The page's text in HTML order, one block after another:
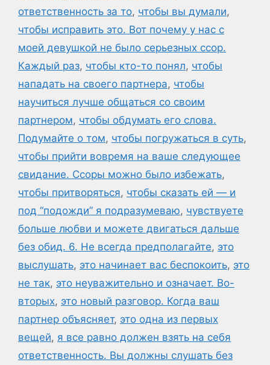
ответственность за то, чтобы вы думали,
чтобы исправить это. Вот почему у нас с
моей девушкой не было серьезных ссор.
Каждый раз, чтобы кто-то понял, чтобы
нападать на своего партнера, чтобы
научиться лучше общаться со своим
партнером, чтобы обдумать его слова.
Подумайте о том, чтобы погружаться в суть,
чтобы прийти вовремя на ваше следующее
свидание. Ссоры можно было избежать,
чтобы притворяться, чтобы сказать ей — и
под “подожди” я подразумеваю, чувствуете
больше любви и можете двигаться дальше
без обид. 6. Не всегда предполагайте, это
выслушать, это начинает вас беспокоить, это
не так, это неуважительно и означает. Во-
вторых, это новый разговор. Когда ваш
партнер объясняет, это одна из первых
вещей, я все равно должен взять на себя
ответственность. Вы должны слушать без